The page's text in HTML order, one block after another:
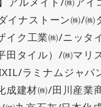
イナストーン㈱/㈱
イク工業㈱/ニッタ
田タイル）/㈱マリ
ラミナムジャパ
成建材㈱/田川産業